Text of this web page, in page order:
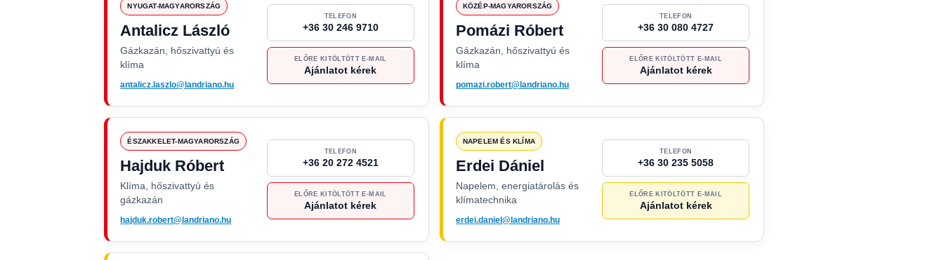
NYUGAT-MAGYARORSZÁG
Antalicz László
Gázkazán, hőszivattyú és
klíma
antalicz.laszlo@landriano.hu
TELEFON
+36 30 246 9710
ELŐRE KITÖLTÖTT E-MAIL
Ajánlatot kérek
KÖZÉP-MAGYARORSZÁG
Pomázi Róbert
Gázkazán, hőszivattyú és
klíma
pomazi.robert@landriano.hu
TELEFON
+36 30 080 4727
ELŐRE KITÖLTÖTT E-MAIL
Ajánlatot kérek
ÉSZAKKELET-MAGYARORSZÁG
Hajduk Róbert
Klíma, hőszivattyú és
gázkazán
hajduk.robert@landriano.hu
TELEFON
+36 20 272 4521
ELŐRE KITÖLTÖTT E-MAIL
Ajánlatot kérek
NAPELEM ÉS KLÍMA
Erdei Dániel
Napelem, energiatárolás és
klímatechnika
erdei.daniel@landriano.hu
TELEFON
+36 30 235 5058
ELŐRE KITÖLTÖTT E-MAIL
Ajánlatot kérek